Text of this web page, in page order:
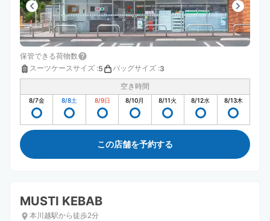
保管できる荷物数
スーツケースサイズ :5 バッグサイズ :3
空き時間
8/7金 8/8土 8/9日 8/10月 8/11火 8/12水 8/13木
この店舗を予約する
MUSTI KEBAB
本川越駅から徒歩2分